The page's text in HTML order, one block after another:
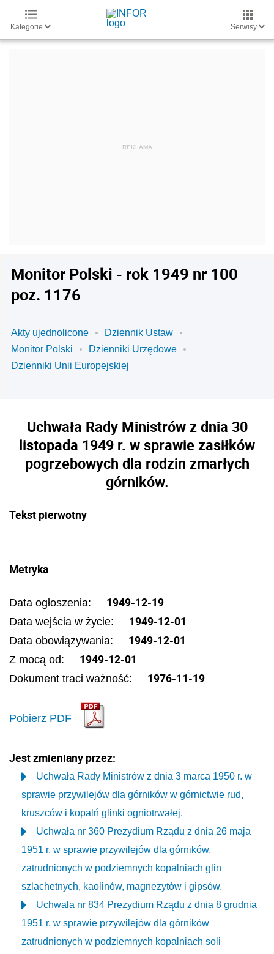
Kategorie Serwisy
Monitor Polski - rok 1949 nr 100
poz. 1176
Akty ujednolicone
Dziennik Ustaw
Monitor Polski
Dzienniki Urzędowe
Dzienniki Unii Europejskiej
Uchwała Rady Ministrów z dnia 30
listopada 1949 r. w sprawie zasiłków
pogrzebowych dla rodzin zmarłych
górników.
Tekst pierwotny
Metryka
Data ogłoszenia: 1949-12-19
Data wejścia w życie: 1949-12-01
Data obowiązywania: 1949-12-01
Z mocą od: 1949-12-01
Dokument traci ważność: 1976-11-19
Pobierz PDF
Jest zmieniany przez:
Uchwała Rady Ministrów z dnia 3 marca 1950 r. w
sprawie przywilejów dla górników w górnictwie rud,
kruszców i kopalń glinki ogniotrwałej.
Uchwała nr 360 Prezydium Rządu z dnia 26 maja
1951 r. w sprawie przywilejów dla górników,
zatrudnionych w podziemnych kopalniach glin
szlachetnych, kaolinów, magnezytów i gipsów.
Uchwała nr 834 Prezydium Rządu z dnia 8 grudnia
1951 r. w sprawie przywilejów dla górników
zatrudnionych w podziemnych kopalniach soli